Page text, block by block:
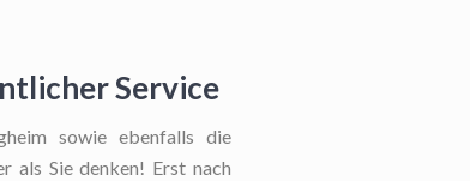
Service
sowie ebenfalls die
als Sie denken! Erst nach